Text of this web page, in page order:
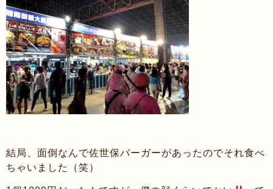
結局、面倒なんで佐世保バーガーがあったのでそれ食べ
ちゃいました（笑）